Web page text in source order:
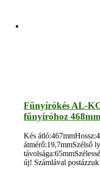
Fűnyírókés AL-
fűnyíróhoz 468mm
Kés
átmérő:19,7mmSzélső
új! Számlával